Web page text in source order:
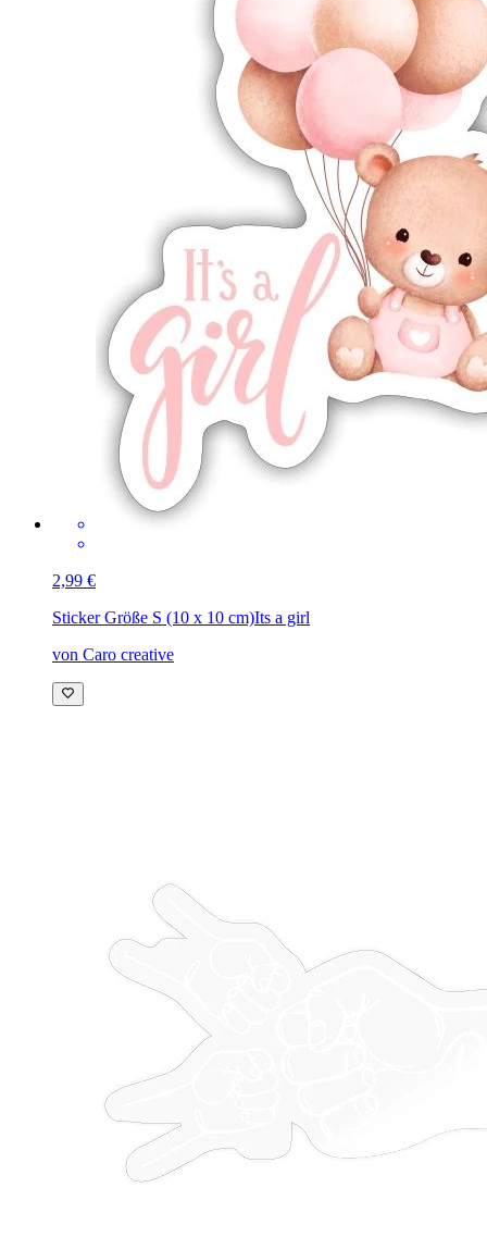
2,99 €
Sticker Größe S (10 x 10 cm)Its a girl
von Caro creative